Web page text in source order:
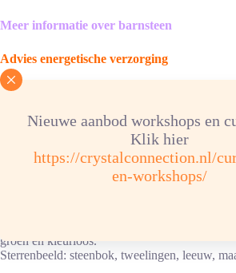
Nieuwe aanbod workshops en
Klik hier
https://crystalconnection.nl/
en-workshops/
Meer informatie over barnsteen
Advies energetische verzorging
Reinigen/ontladen: Ontladen onder stromend
bergkristalverzorgingssteentjes een nacht
Ketting/armband: in
tegen water.
Opladen: aansluitend max. 6 uur in daglicht.
Chemische samenstelling: 75% C,10% H,
Kleur: geel, geelbruin, roodbruin, rood, vuil-
groen en kleurloos.
Sterrenbeeld: steenbok, tweelingen, leeuw,